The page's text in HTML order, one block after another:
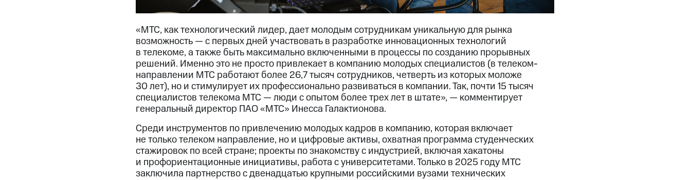
«МТС, как технологический лидер, дает молодым сотрудникам уникальную для рынка
возможность — с первых дней участвовать в разработке инновационных технологий
в телекоме, а также быть максимально включенными в процессы по созданию прорывных
решений. Именно это не просто привлекает в компанию молодых специалистов (в телеком-
направлении МТС работают более 26,7 тысяч сотрудников, четверть из которых моложе
30 лет), но и стимулирует их профессионально развиваться в компании. Так, почти 15 тысяч
специалистов телекома МТС — люди с опытом более трех лет в штате», — комментирует
генеральный директор ПАО «МТС» Инесса Галактионова.
Среди инструментов по привлечению молодых кадров в компанию, которая включает
не только телеком направление, но и цифровые активы, охватная программа студенческих
стажировок по всей стране; проекты по знакомству с индустрией, включая хакатоны
и профориентационные инициативы, работа с университетами. Только в 2025 году МТС
заключила партнерство с двенадцатью крупными российскими вузами технических